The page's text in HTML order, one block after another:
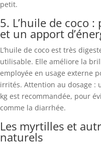
petit.
5. L’huile de coco
et un apport
L’huile de coco est très
utilisable. Elle améliore la
employée en usage externe
irrités. Attention au dosage :
kg est recommandée, pour
comme la diarrhée.
Les myrtilles et
naturels